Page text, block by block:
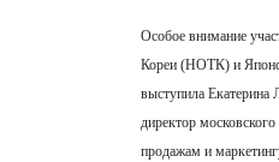
Особое внимание
Кореи (НОТК) и
выступила Екатерина
директор
продажам и